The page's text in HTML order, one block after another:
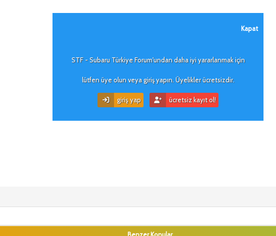
Kapat
STF - Subaru Türkiye Forum'undan daha iyi yararlanmak için
lütfen üye olun veya giriş yapın. Üyelikler ücretsizdir.
giriş yap ücretsiz kayıt ol!
Benzer Konular...